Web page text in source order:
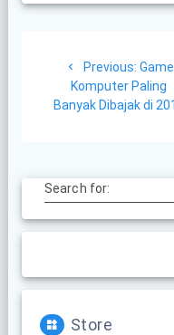
navigation
Previous:
post:
Game
Komputer Paling
Banyak Dibajak di
Search for:
Store